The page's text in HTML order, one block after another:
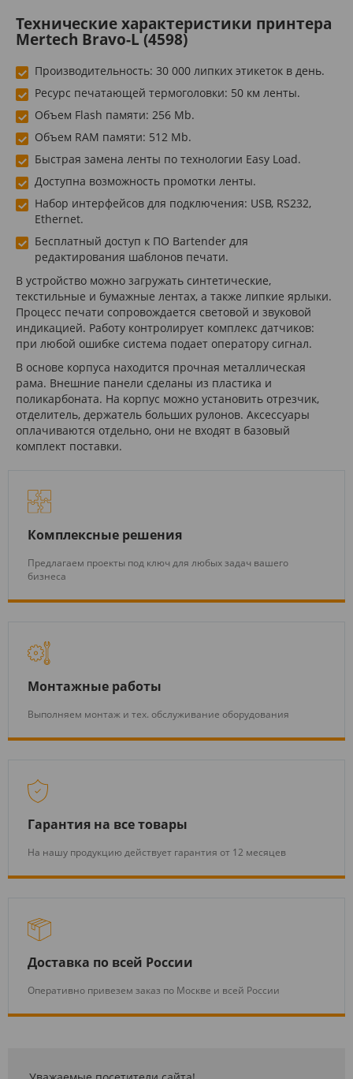
Технические характеристики принтера
Mertech Bravo-L (4598)
Производительность: 30 000 липких этикеток в день.
Ресурс печатающей термоголовки: 50 км ленты.
Объем Flash памяти: 256 Mb.
Объем RAM памяти: 512 Mb.
Быстрая замена ленты по технологии Easy Load.
Доступна возможность промотки ленты.
Набор интерфейсов для подключения: USB, RS232,
Ethernet.
Бесплатный доступ к ПО Bartender для
редактирования шаблонов печати.
В устройство можно загружать синтетические,
текстильные и бумажные лентах, а также липкие ярлыки.
Процесс печати сопровождается световой и звуковой
индикацией. Работу контролирует комплекс датчиков:
при любой ошибке система подает оператору сигнал.
В основе корпуса находится прочная металлическая
рама. Внешние панели сделаны из пластика и
поликарбоната. На корпус можно установить отрезчик,
отделитель, держатель больших рулонов. Аксессуары
оплачиваются отдельно, они не входят в базовый
комплект поставки.
Комплексные решения
Предлагаем проекты под ключ для любых задач вашего
бизнеса
Монтажные работы
Выполняем монтаж и тех. обслуживание оборудования
Гарантия на все товары
На нашу продукцию действует гарантия от 12 месяцев
Доставка по всей России
Оперативно привезем заказ по Москве и всей России